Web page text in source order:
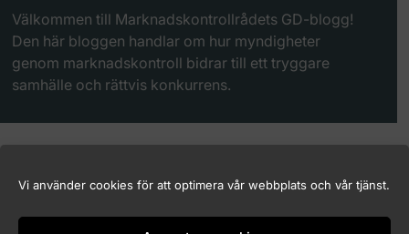
Vi använder cookies för att optimera vår webbplats och vår tjänst.
Välkommen till Marknadskontrollrådets GD-blogg!
Den här bloggen handlar om hur myndigheter
genom marknadskontroll bidrar till ett tryggare
samhälle och rättvis konkurrens.